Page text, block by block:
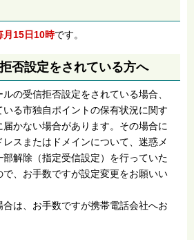
月15日10時です。
否設定をされている方へ
の受信拒否設定をされている場合、
る市独自ポイントの保有状況に関す
かない場合があります。その場合に
スまたはドメインについて、迷惑メ
解除（指定受信設定）を行っていた
、お手数ですが設定変更をお願いい
は、お手数ですが携帯電話会社へお